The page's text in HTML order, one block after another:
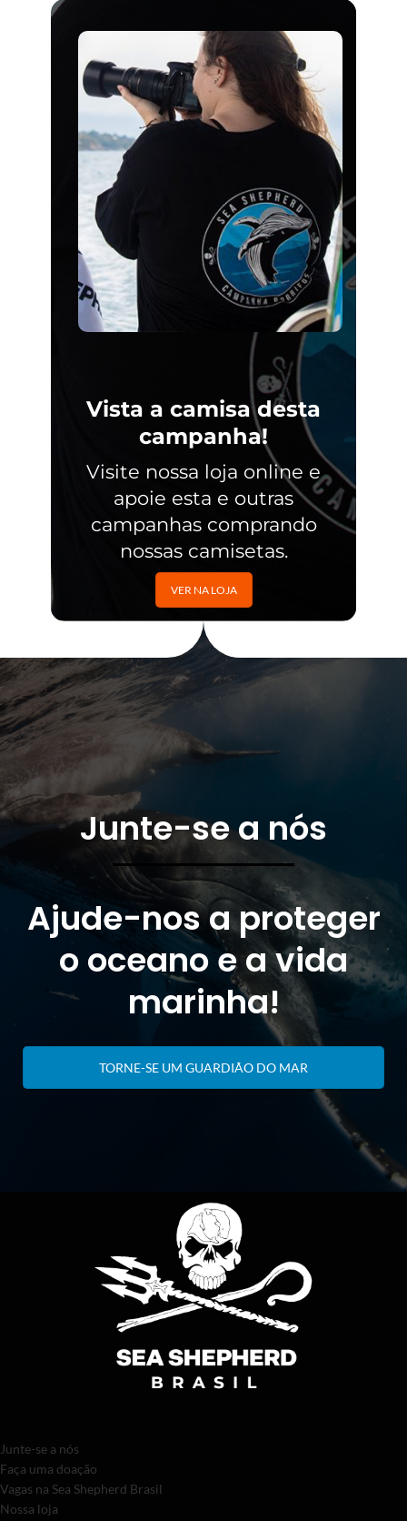
Vista a camisa desta
campanha!
Visite nossa loja online e
apoie esta e outras
campanhas comprando
nossas camisetas.
VER NA LOJA
Junte-se a nós
Ajude-nos a proteger
o oceano e a vida
marinha!
TORNE-SE UM GUARDIÃO DO MAR
Junte-se a nós
Faça uma doação
Vagas na Sea Shepherd Brasil
Nossa loja